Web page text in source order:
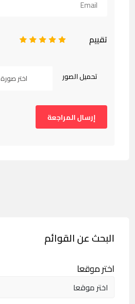
تقييم 5
4
3
2
تحميل الصور اختر صورة
البحث عن القوائم
اختر موقعا